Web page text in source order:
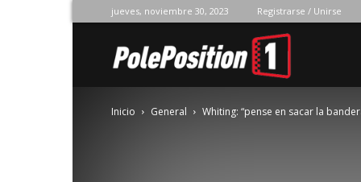
jueves, noviembre 30, 2023 Registrarse / Unirse
Position
Inicio General Whiting: “pense en sacar la